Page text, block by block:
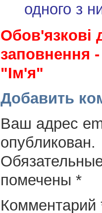
одного з
Обов'язкові
заповнення
"Ім'я"
Добавить
Ваш адрес
опубликован.
помечены *
Комментарий